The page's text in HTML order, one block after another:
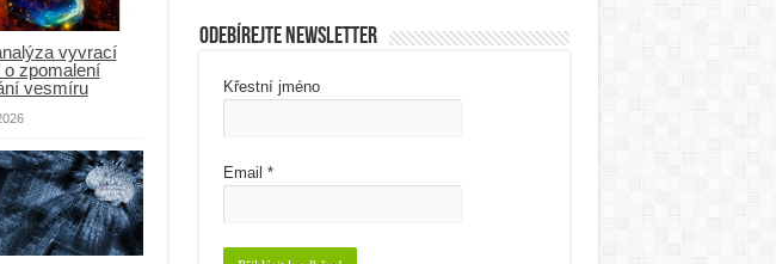
vyvrací
zpomalení
vesmíru
Odebírejte newsletter
Křestní jméno
Email *